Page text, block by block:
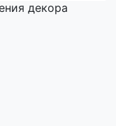
декора